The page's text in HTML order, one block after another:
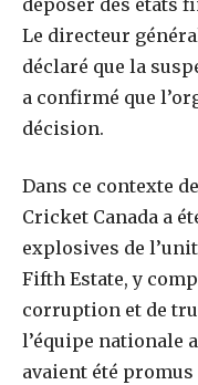
Le directeur
déclaré que la
a confirmé que
décision.
Dans ce contexte
Cricket Canada a
explosives de
Fifth Estate, y
corruption et de
l’équipe nationale
avaient été